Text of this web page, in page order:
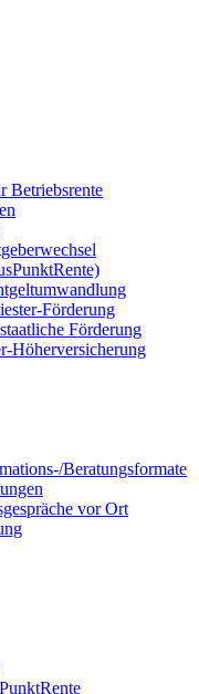
Betriebsrente
Förderung
Förderung
Höherversicherung
Beratungsformate
vor Ort